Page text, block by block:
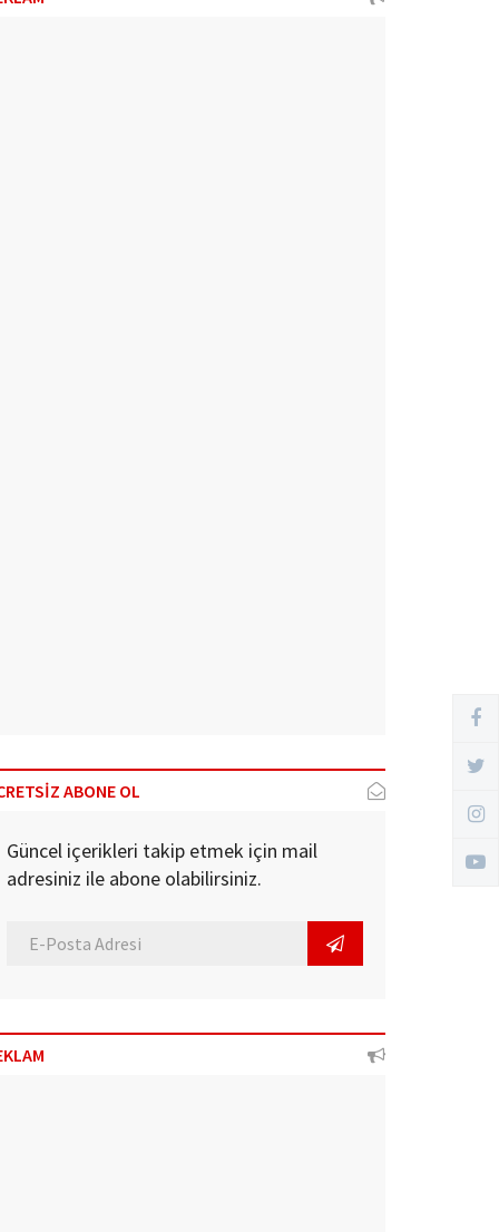
ABONE OL
Güncel içerikleri takip etmek için mail
adresiniz ile abone olabilirsiniz.